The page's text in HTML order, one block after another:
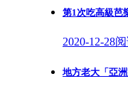
第1次吃高級芭
2020-12-28
地方老大「亞